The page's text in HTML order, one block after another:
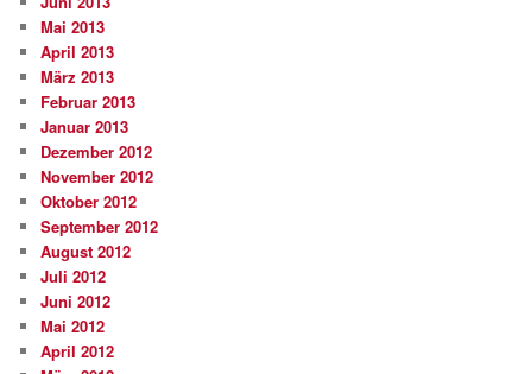
Mai 2013
April 2013
März 2013
Februar 2013
Januar 2013
Dezember 2012
November 2012
Oktober 2012
September 2012
August 2012
Juli 2012
Juni 2012
Mai 2012
April 2012